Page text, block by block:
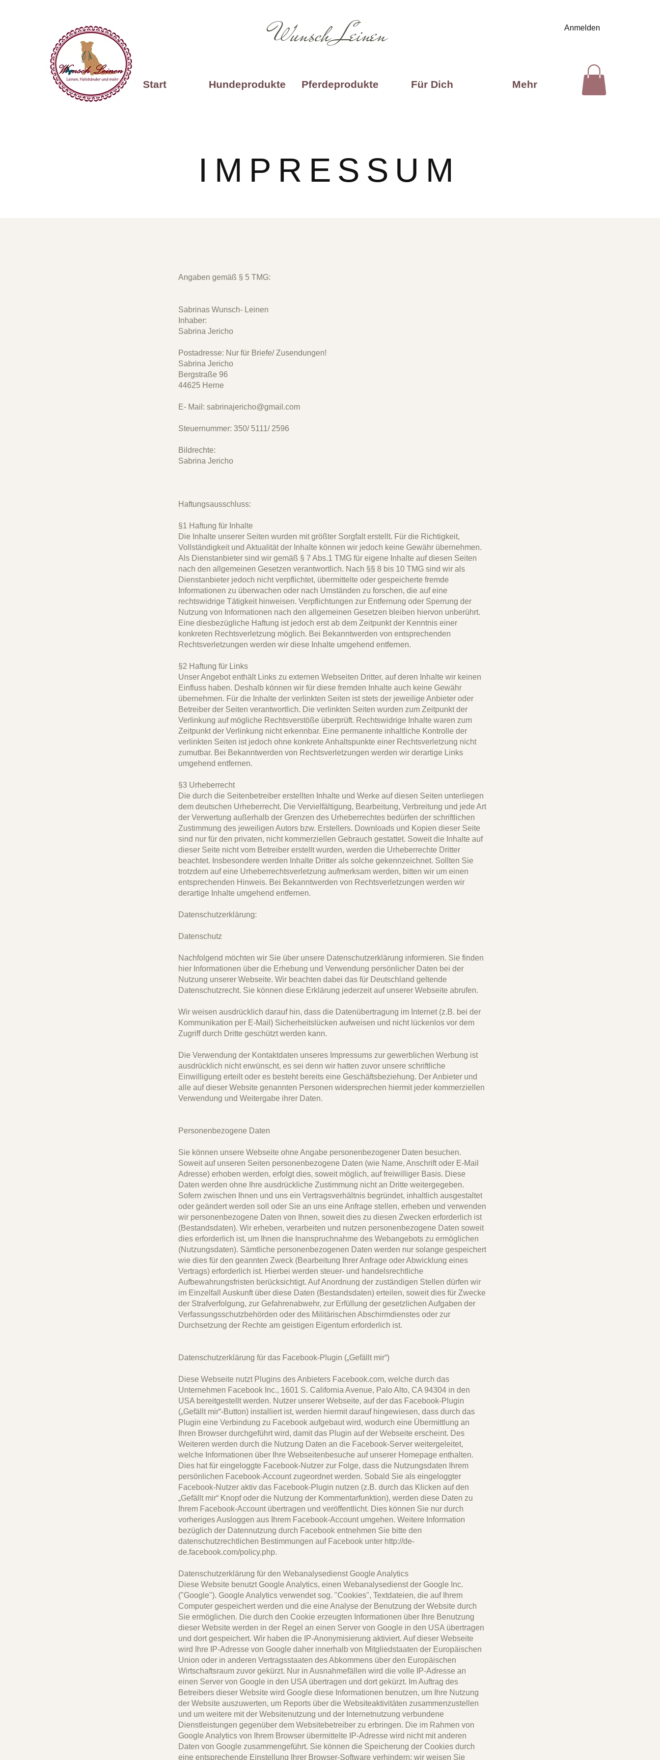
Wunsch Leinen
Start Hundeprodukte Pferdeprodukte Für Dich Mehr
Anmelden
IMPRESSUM
Angaben gemäß § 5 TMG:
Sabrinas Wunsch- Leinen
Inhaber:
Sabrina Jericho
Postadresse: Nur für Briefe/ Zusendungen!
Sabrina Jericho
Bergstraße 96
44625 Herne
E- Mail: sabrinajericho@gmail.com
Steuernummer: 350/ 5111/ 2596
Bildrechte:
Sabrina Jericho
Haftungsausschluss:
§1 Haftung für Inhalte
Die Inhalte unserer Seiten wurden mit größter Sorgfalt erstellt. Für die Richtigkeit,
Vollständigkeit und Aktualität der Inhalte können wir jedoch keine Gewähr übernehmen.
Als Dienstanbieter sind wir gemäß § 7 Abs.1 TMG für eigene Inhalte auf diesen Seiten
nach den allgemeinen Gesetzen verantwortlich. Nach §§ 8 bis 10 TMG sind wir als
Dienstanbieter jedoch nicht verpflichtet, übermittelte oder gespeicherte fremde
Informationen zu überwachen oder nach Umständen zu forschen, die auf eine
rechtswidrige Tätigkeit hinweisen. Verpflichtungen zur Entfernung oder Sperrung der
Nutzung von Informationen nach den allgemeinen Gesetzen bleiben hiervon unberührt.
Eine diesbezügliche Haftung ist jedoch erst ab dem Zeitpunkt der Kenntnis einer
konkreten Rechtsverletzung möglich. Bei Bekanntwerden von entsprechenden
Rechtsverletzungen werden wir diese Inhalte umgehend entfernen.
§2 Haftung für Links
Unser Angebot enthält Links zu externen Webseiten Dritter, auf deren Inhalte wir keinen
Einfluss haben. Deshalb können wir für diese fremden Inhalte auch keine Gewähr
übernehmen. Für die Inhalte der verlinkten Seiten ist stets der jeweilige Anbieter oder
Betreiber der Seiten verantwortlich. Die verlinkten Seiten wurden zum Zeitpunkt der
Verlinkung auf mögliche Rechtsverstöße überprüft. Rechtswidrige Inhalte waren zum
Zeitpunkt der Verlinkung nicht erkennbar. Eine permanente inhaltliche Kontrolle der
verlinkten Seiten ist jedoch ohne konkrete Anhaltspunkte einer Rechtsverletzung nicht
zumutbar. Bei Bekanntwerden von Rechtsverletzungen werden wir derartige Links
umgehend entfernen.
§3 Urheberrecht
Die durch die Seitenbetreiber erstellten Inhalte und Werke auf diesen Seiten unterliegen
dem deutschen Urheberrecht. Die Vervielfältigung, Bearbeitung, Verbreitung und jede Art
der Verwertung außerhalb der Grenzen des Urheberrechtes bedürfen der schriftlichen
Zustimmung des jeweiligen Autors bzw. Erstellers. Downloads und Kopien dieser Seite
sind nur für den privaten, nicht kommerziellen Gebrauch gestattet. Soweit die Inhalte auf
dieser Seite nicht vom Betreiber erstellt wurden, werden die Urheberrechte Dritter
beachtet. Insbesondere werden Inhalte Dritter als solche gekennzeichnet. Sollten Sie
trotzdem auf eine Urheberrechtsverletzung aufmerksam werden, bitten wir um einen
entsprechenden Hinweis. Bei Bekanntwerden von Rechtsverletzungen werden wir
derartige Inhalte umgehend entfernen.
Datenschutzerklärung:
Datenschutz
Nachfolgend möchten wir Sie über unsere Datenschutzerklärung informieren. Sie finden
hier Informationen über die Erhebung und Verwendung persönlicher Daten bei der
Nutzung unserer Webseite. Wir beachten dabei das für Deutschland geltende
Datenschutzrecht. Sie können diese Erklärung jederzeit auf unserer Webseite abrufen.
Wir weisen ausdrücklich darauf hin, dass die Datenübertragung im Internet (z.B. bei der
Kommunikation per E-Mail) Sicherheitslücken aufweisen und nicht lückenlos vor dem
Zugriff durch Dritte geschützt werden kann.
Die Verwendung der Kontaktdaten unseres Impressums zur gewerblichen Werbung ist
ausdrücklich nicht erwünscht, es sei denn wir hatten zuvor unsere schriftliche
Einwilligung erteilt oder es besteht bereits eine Geschäftsbeziehung. Der Anbieter und
alle auf dieser Website genannten Personen widersprechen hiermit jeder kommerziellen
Verwendung und Weitergabe ihrer Daten.
Personenbezogene Daten
Sie können unsere Webseite ohne Angabe personenbezogener Daten besuchen.
Soweit auf unseren Seiten personenbezogene Daten (wie Name, Anschrift oder E-Mail
Adresse) erhoben werden, erfolgt dies, soweit möglich, auf freiwilliger Basis. Diese
Daten werden ohne Ihre ausdrückliche Zustimmung nicht an Dritte weitergegeben.
Sofern zwischen Ihnen und uns ein Vertragsverhältnis begründet, inhaltlich ausgestaltet
oder geändert werden soll oder Sie an uns eine Anfrage stellen, erheben und verwenden
wir personenbezogene Daten von Ihnen, soweit dies zu diesen Zwecken erforderlich ist
(Bestandsdaten). Wir erheben, verarbeiten und nutzen personenbezogene Daten soweit
dies erforderlich ist, um Ihnen die Inanspruchnahme des Webangebots zu ermöglichen
(Nutzungsdaten). Sämtliche personenbezogenen Daten werden nur solange gespeichert
wie dies für den geannten Zweck (Bearbeitung Ihrer Anfrage oder Abwicklung eines
Vertrags) erforderlich ist. Hierbei werden steuer- und handelsrechtliche
Aufbewahrungsfristen berücksichtigt. Auf Anordnung der zuständigen Stellen dürfen wir
im Einzelfall Auskunft über diese Daten (Bestandsdaten) erteilen, soweit dies für Zwecke
der Strafverfolgung, zur Gefahrenabwehr, zur Erfüllung der gesetzlichen Aufgaben der
Verfassungsschutzbehörden oder des Militärischen Abschirmdienstes oder zur
Durchsetzung der Rechte am geistigen Eigentum erforderlich ist.
Datenschutzerklärung für das Facebook-Plugin („Gefällt mir“)
Diese Webseite nutzt Plugins des Anbieters Facebook.com, welche durch das
Unternehmen Facebook Inc., 1601 S. California Avenue, Palo Alto, CA 94304 in den
USA bereitgestellt werden. Nutzer unserer Webseite, auf der das Facebook-Plugin
(„Gefällt mir“-Button) installiert ist, werden hiermit darauf hingewiesen, dass durch das
Plugin eine Verbindung zu Facebook aufgebaut wird, wodurch eine Übermittlung an
Ihren Browser durchgeführt wird, damit das Plugin auf der Webseite erscheint. Des
Weiteren werden durch die Nutzung Daten an die Facebook-Server weitergeleitet,
welche Informationen über Ihre Webseitenbesuche auf unserer Homepage enthalten.
Dies hat für eingeloggte Facebook-Nutzer zur Folge, dass die Nutzungsdaten Ihrem
persönlichen Facebook-Account zugeordnet werden. Sobald Sie als eingeloggter
Facebook-Nutzer aktiv das Facebook-Plugin nutzen (z.B. durch das Klicken auf den
„Gefällt mir“ Knopf oder die Nutzung der Kommentarfunktion), werden diese Daten zu
Ihrem Facebook-Account übertragen und veröffentlicht. Dies können Sie nur durch
vorheriges Ausloggen aus Ihrem Facebook-Account umgehen. Weitere Information
bezüglich der Datennutzung durch Facebook entnehmen Sie bitte den
datenschutzrechtlichen Bestimmungen auf Facebook unter http://de-
de.facebook.com/policy.php.
Datenschutzerklärung für den Webanalysedienst Google Analytics
Diese Website benutzt Google Analytics, einen Webanalysedienst der Google Inc.
("Google"). Google Analytics verwendet sog. "Cookies", Textdateien, die auf Ihrem
Computer gespeichert werden und die eine Analyse der Benutzung der Website durch
Sie ermöglichen. Die durch den Cookie erzeugten Informationen über Ihre Benutzung
dieser Website werden in der Regel an einen Server von Google in den USA übertragen
und dort gespeichert. Wir haben die IP-Anonymisierung aktiviert. Auf dieser Webseite
wird Ihre IP-Adresse von Google daher innerhalb von Mitgliedstaaten der Europäischen
Union oder in anderen Vertragsstaaten des Abkommens über den Europäischen
Wirtschaftsraum zuvor gekürzt. Nur in Ausnahmefällen wird die volle IP-Adresse an
einen Server von Google in den USA übertragen und dort gekürzt. Im Auftrag des
Betreibers dieser Website wird Google diese Informationen benutzen, um Ihre Nutzung
der Website auszuwerten, um Reports über die Websiteaktivitäten zusammenzustellen
und um weitere mit der Websitenutzung und der Internetnutzung verbundene
Dienstleistungen gegenüber dem Websitebetreiber zu erbringen. Die im Rahmen von
Google Analytics von Ihrem Browser übermittelte IP-Adresse wird nicht mit anderen
Daten von Google zusammengeführt. Sie können die Speicherung der Cookies durch
eine entsprechende Einstellung Ihrer Browser-Software verhindern; wir weisen Sie